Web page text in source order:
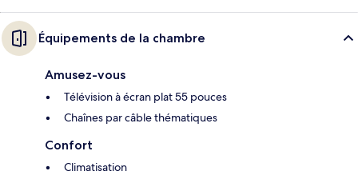
Équipements de la chambre
Amusez-vous
Télévision à écran plat 55 pouces
Chaînes par câble thématiques
Confort
Climatisation